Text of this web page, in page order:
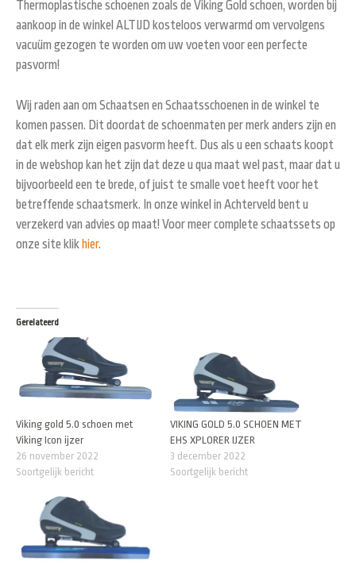
Thermoplastische schoenen zoals de Viking Gold schoen, worden bij
aankoop in de winkel ALTIJD kosteloos verwarmd om vervolgens
vacuüm gezogen te worden om uw voeten voor een perfecte
pasvorm!
Wij raden aan om Schaatsen en Schaatsschoenen in de winkel te
komen passen. Dit doordat de schoenmaten per merk anders zijn en
dat elk merk zijn eigen pasvorm heeft. Dus als u een schaats koopt
in de webshop kan het zijn dat deze u qua maat wel past, maar dat u
bijvoorbeeld een te brede, of juist te smalle voet heeft voor het
betreffende schaatsmerk. In onze winkel in Achterveld bent u
verzekerd van advies op maat! Voor meer complete schaatssets op
onze site klik hier.
Gerelateerd
Viking gold 5.0 schoen met
Viking Icon ijzer
26 november 2022
Soortgelijk bericht
VIKING GOLD 5.0 SCHOEN MET
EHS XPLORER IJZER
3 december 2022
Soortgelijk bericht